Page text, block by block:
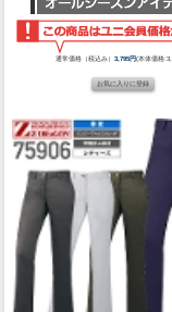
通常価格（税込み）3,795円(本体価格